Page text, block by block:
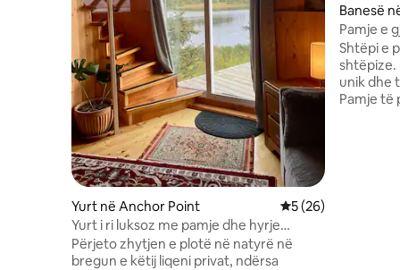
Yurt në Anchor Point Vlerësimi mesatar
5 (26)
Yurt i ri luksoz me pamje dhe hyrje
private në liqen
Përjeto zhytjen e plotë në natyrë në
bregun e këtij liqeni privat, ndërsa
Banesë
Pamje e
Shtëpi e
shtëpize.
unik dhe
Pamje të